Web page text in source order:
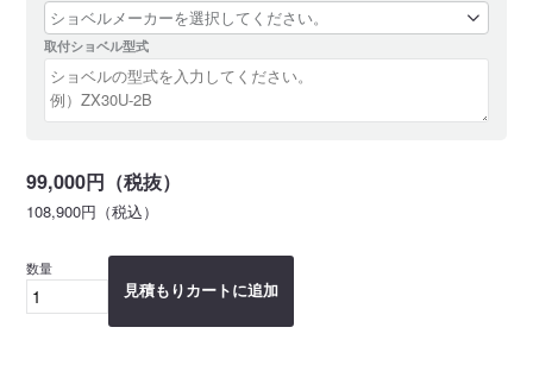
取付ショベル型式
99,000円（税抜）
108,900円（税込）
数量
見積もりカートに追加